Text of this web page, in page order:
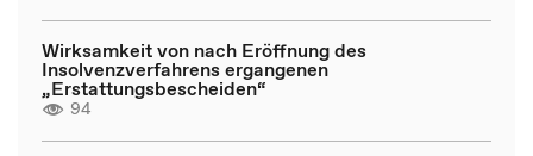
Wirksamkeit von nach Eröffnung des
Insolvenzverfahrens ergangenen
„Erstattungsbescheiden“
94